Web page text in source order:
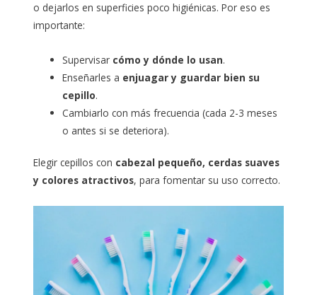
o dejarlos en superficies poco higiénicas. Por eso es
importante:
Supervisar cómo y dónde lo usan.
Enseñarles a enjuagar y guardar bien su
cepillo.
Cambiarlo con más frecuencia (cada 2-3 meses
o antes si se deteriora).
Elegir cepillos con cabezal pequeño, cerdas suaves
y colores atractivos, para fomentar su uso correcto.